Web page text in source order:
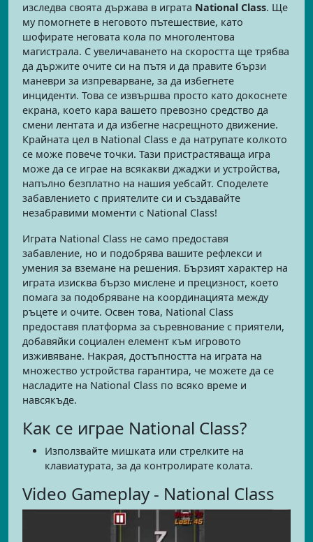
изследва своята държава в играта National Class. Ще
му помогнете в неговото пътешествие, като
шофирате неговата кола по многолентова
магистрала. С увеличаването на скоростта ще трябва
да държите очите си на пътя и да правите бързи
маневри за изпреварване, за да избегнете
инциденти. Това се извършва просто като докоснете
екрана, което кара вашето превозно средство да
смени лентата и да избегне насрещното движение.
Крайната цел в National Class е да натрупате колкото
се може повече точки. Тази пристрастяваща игра
може да се играе на всякакви джаджи и устройства,
напълно безплатно на нашия уебсайт. Споделете
забавлението с приятелите си и създавайте
незабравими моменти с National Class!
Играта National Class не само предоставя
забавление, но и подобрява вашите рефлекси и
умения за вземане на решения. Бързият характер на
играта изисква бързо мислене и прецизност, което
помага за подобряване на координацията между
ръцете и очите. Освен това, National Class
предоставя платформа за съревнование с приятели,
добавяйки социален елемент към игровото
изживяване. Накрая, достъпността на играта на
множество устройства гарантира, че можете да се
насладите на National Class по всяко време и
навсякъде.
Как се играе National Class?
Използвайте мишката или стрелките на
клавиатурата, за да контролирате колата.
Video Gameplay - National Class